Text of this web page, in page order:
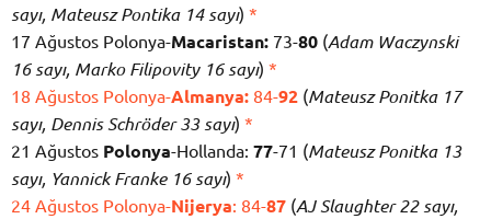
sayı, Mateusz Pontika 14 sayı) *
17 Ağustos Polonya-Macaristan: 73-80 (Adam Waczynski
16 sayı, Marko Filipovity 16 sayı) *
18 Ağustos Polonya-Almanya: 84-92 (Mateusz Ponitka 17
sayı, Dennis Schröder 33 sayı) *
21 Ağustos Polonya-Hollanda: 77-71 (Mateusz Ponitka 13
sayı, Yannick Franke 16 sayı) *
24 Ağustos Polonya-Nijerya: 84-87 (AJ Slaughter 22 sayı,